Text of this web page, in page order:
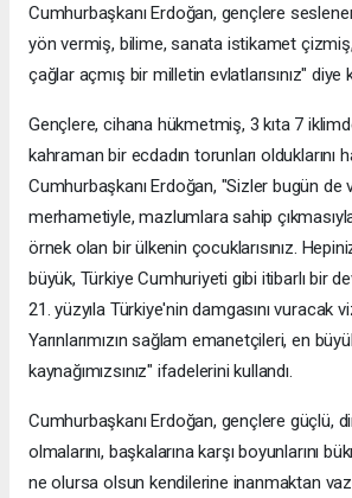
Cumhurbaşkanı Erdoğan, gençlere
yön vermiş, bilime, sanata istikamet
çağlar açmış bir milletin evlatlarısınız" diye
Gençlere, cihana hükmetmiş, 3 kıta 7
kahraman bir ecdadın torunları olduklarını
Cumhurbaşkanı Erdoğan, "Sizler bugün de
merhametiyle, mazlumlara sahip
örnek olan bir ülkenin çocuklarısınız.
büyük, Türkiye Cumhuriyeti gibi itibarlı bir
21. yüzyıla Türkiye'nin damgasını vuracak
Yarınlarımızın sağlam emanetçileri, en
kaynağımızsınız" ifadelerini kullandı.
Cumhurbaşkanı Erdoğan, gençlere güçlü,
olmalarını, başkalarına karşı boyunlarını
ne olursa olsun kendilerine inanmaktan